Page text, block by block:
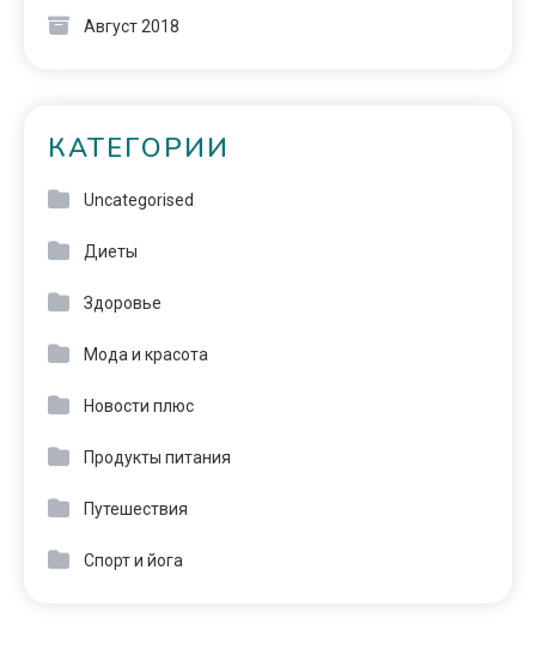
Август 2018
КАТЕГОРИИ
Uncategorised
Диеты
Здоровье
Мода и красота
Новости плюс
Продукты питания
Путешествия
Спорт и йога